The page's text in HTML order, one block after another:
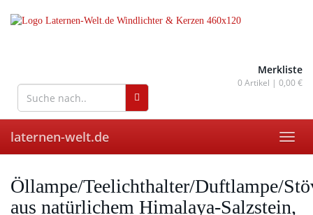
Merkliste
0Artikel | 0,00 €
laternen-welt.de
Öllampe/Teelichthalter/Duftlampe/
aus natürlichem Himalaya-Salzstein,